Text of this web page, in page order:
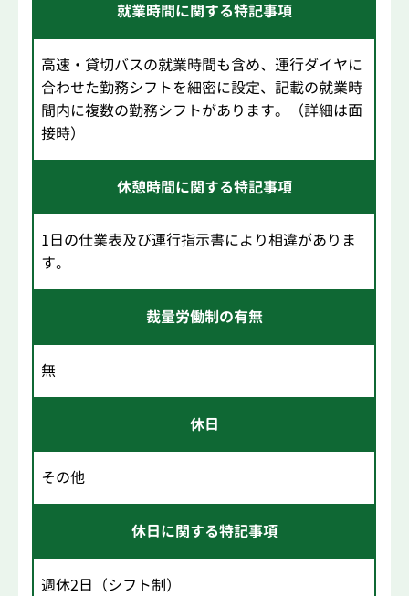
就業時間に関する特記事項
高速・貸切バスの就業時間も含め、運行ダイヤに
合わせた勤務シフトを細密に設定、記載の就業時
間内に複数の勤務シフトがあります。（詳細は面
接時）
休憩時間に関する特記事項
1日の仕業表及び運行指示書により相違がありま
す。
裁量労働制の有無
無
休日
その他
休日に関する特記事項
週休2日（シフト制）